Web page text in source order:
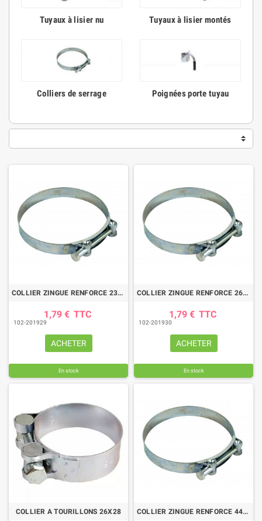
Tuyaux à lisier nu Tuyaux à lisier montés
Colliers de serrage Poignées porte tuyau
COLLIER ZINGUE RENFORCE 23/25
1,79 € TTC
102-201929
ACHETER
En stock
COLLIER ZINGUE RENFORCE 26/28
1,79 € TTC
102-201930
ACHETER
En stock
COLLIER A TOURILLONS 26X28 COLLIER ZINGUE RENFORCE 44/47